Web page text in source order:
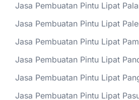
Jasa Pembuatan Pintu Lipat
Jasa Pembuatan Pintu Lipat
Jasa Pembuatan Pintu Lipat
Jasa Pembuatan Pintu Lipat
Jasa Pembuatan Pintu Lipat
Jasa Pembuatan Pintu Lipat